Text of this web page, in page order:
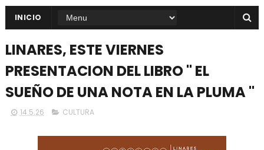
INICIO
LINARES, ESTE VIERNES
PRESENTACION DEL LIBRO " EL
SUEÑO DE UNA NOTA EN LA PLUMA "
14.5.26 CULTURA